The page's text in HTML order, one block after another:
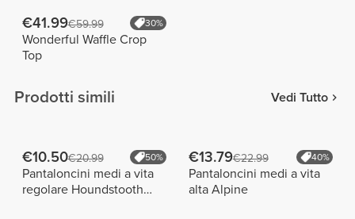
€41.99€59.99 30%
Wonderful Waffle Crop
Top
Prodotti simili Vedi Tutto
€10.50€20.99 50%
Pantaloncini medi a vita
regolare Houndstooth
€13.79€22.99 40%
Pantaloncini medi a vita
alta Alpine